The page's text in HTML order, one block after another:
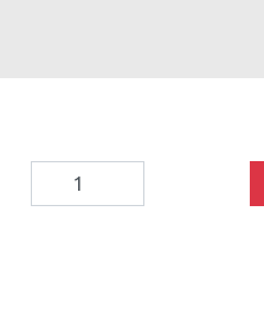
Banqueta
Trica